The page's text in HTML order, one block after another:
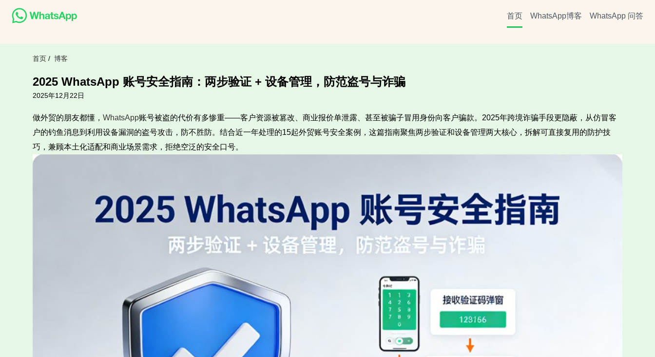
首页 WhatsApp博客 WhatsApp 问答
首页 / 博客
2025 WhatsApp 账号安全指南：两步验证 + 设备管理，防范盗号与诈骗
2025年12月22日
做外贸的朋友都懂，WhatsApp账号被盗的代价有多惨重——客户资源被篡改、商业报价单泄露、甚至被骗子冒用身份向客户骗款。2025年跨境诈骗手段更隐蔽，从仿冒客
户的钓鱼消息到利用设备漏洞的盗号攻击，防不胜防。结合近一年处理的15起外贸账号安全案例，这篇指南聚焦两步验证和设备管理两大核心，拆解可直接复用的防护技
巧，兼顾本土化适配和商业场景需求，拒绝空泛的安全口号。